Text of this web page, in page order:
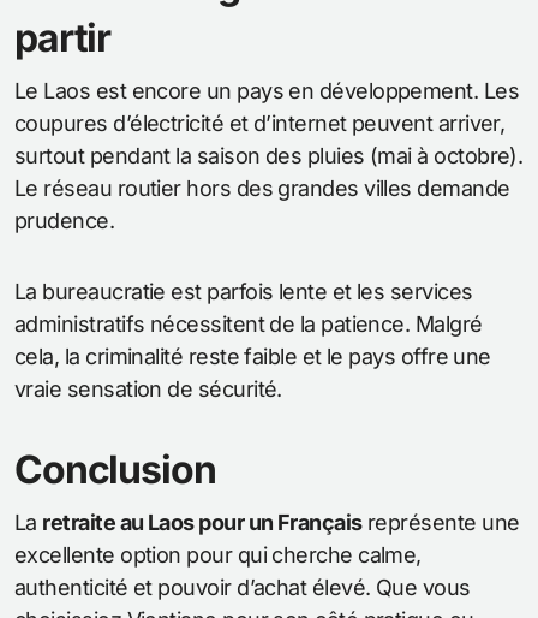
partir
Le Laos est encore un pays en développement. Les
coupures d’électricité et d’internet peuvent arriver,
surtout pendant la saison des pluies (mai à octobre).
Le réseau routier hors des grandes villes demande
prudence.
La bureaucratie est parfois lente et les services
administratifs nécessitent de la patience. Malgré
cela, la criminalité reste faible et le pays offre une
vraie sensation de sécurité.
Conclusion
La retraite au Laos pour un Françaisreprésente une
excellente option pour qui cherche calme,
authenticité et pouvoir d’achat élevé. Que vous